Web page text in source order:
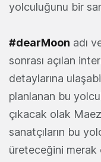
yolculuğunu bir
#dearMoon adı
sonrası açılan
detaylarına
planlanan bu
çıkacak olak
sanatçıların bu
üreteceğini